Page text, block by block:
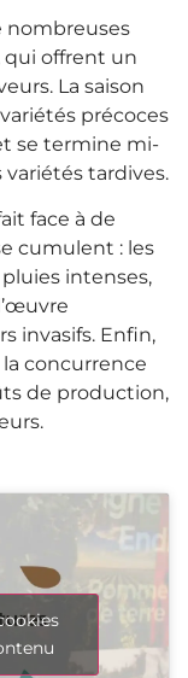
nombreuses
qui offrent un
La saison
précoces
se termine mi-
tardives.
face à de
cumulent : les
intenses,
invasifs. Enfin,
concurrence
de production,